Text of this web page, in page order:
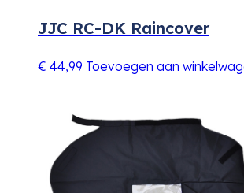
JJC RC-DK Raincover
€ 44,99 Toevoegen aan